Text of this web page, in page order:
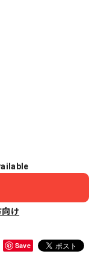
向け
Save